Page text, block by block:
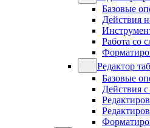
Базовые
Действия
Работа со
Редактор
Базовые
Действия